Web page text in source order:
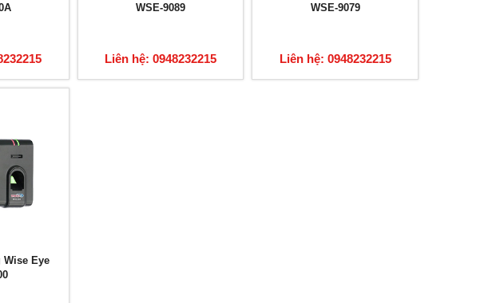
WSE-9089
Liên hệ: 0948232215
WSE-9079
Liên hệ: 0948232215
Wise Eye